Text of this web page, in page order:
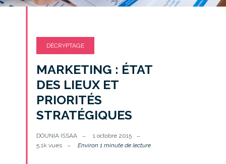
DÉCRYPTAGE
MARKETING : ÉTAT
DES LIEUX ET
PRIORITÉS
STRATÉGIQUES
DOUNIA ISSAA
1 octobre 2015
5.1k vues
Environ 1 minute de lecture